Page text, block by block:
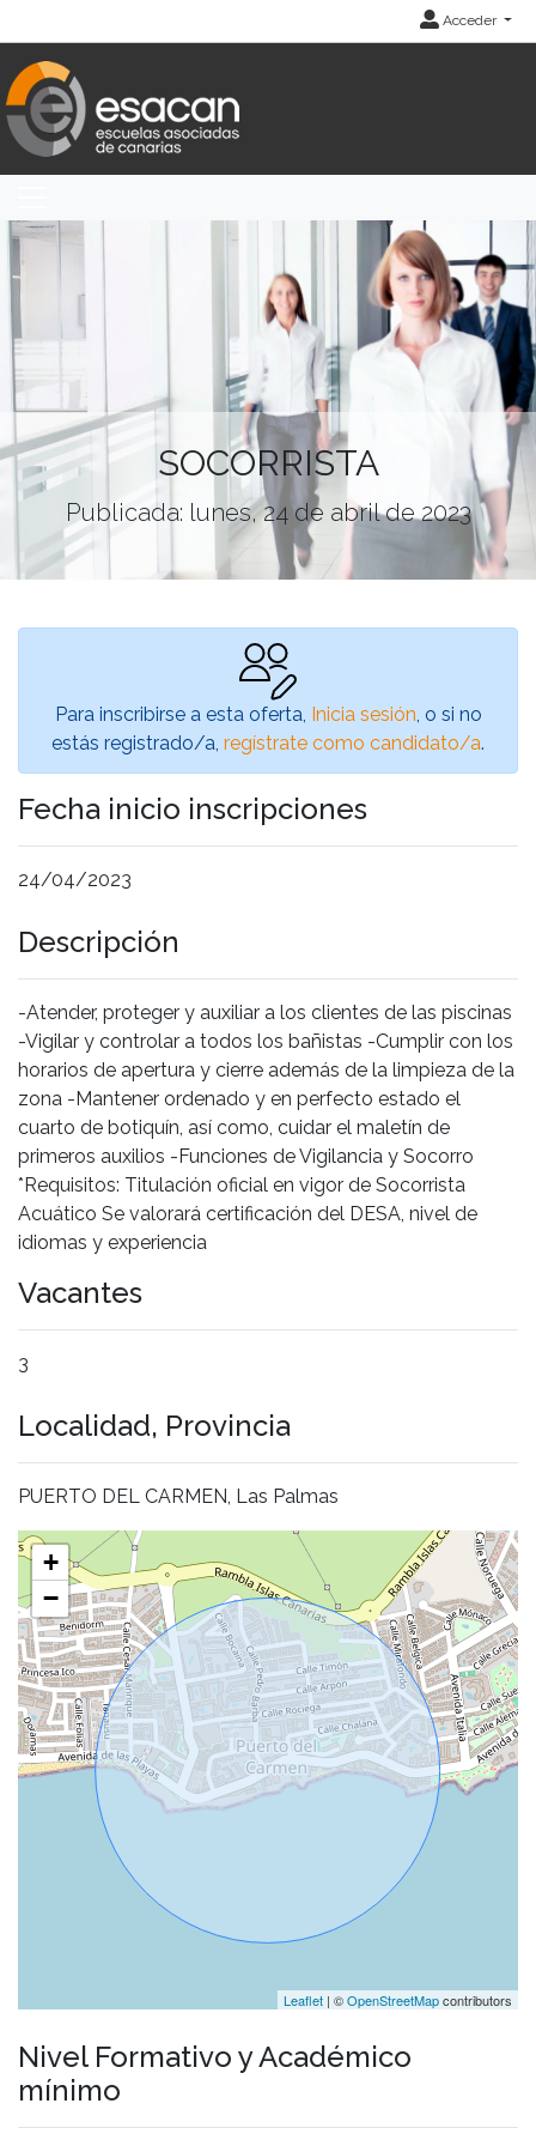
Acceder
SOCORRISTA
Publicada: lunes, 24 de abril de 2023
Para inscribirse a esta oferta, Inicia sesión , o si no
estás registrado/a, regístrate como candidato/a.
Fecha inicio inscripciones
24/04/2023
Descripción
-Atender, proteger y auxiliar a los clientes de las piscinas
-Vigilar y controlar a todos los bañistas -Cumplir con los
horarios de apertura y cierre además de la limpieza de la
zona -Mantener ordenado y en perfecto estado el
cuarto de botiquín, así como, cuidar el maletín de
primeros auxilios -Funciones de Vigilancia y Socorro
*Requisitos: Titulación oficial en vigor de Socorrista
Acuático Se valorará certificación del DESA, nivel de
idiomas y experiencia
Vacantes
3
Localidad, Provincia
PUERTO DEL CARMEN, Las Palmas
+
−
Leaflet | ©OpenStreetMapcontributors
Nivel Formativo y Académico
mínimo